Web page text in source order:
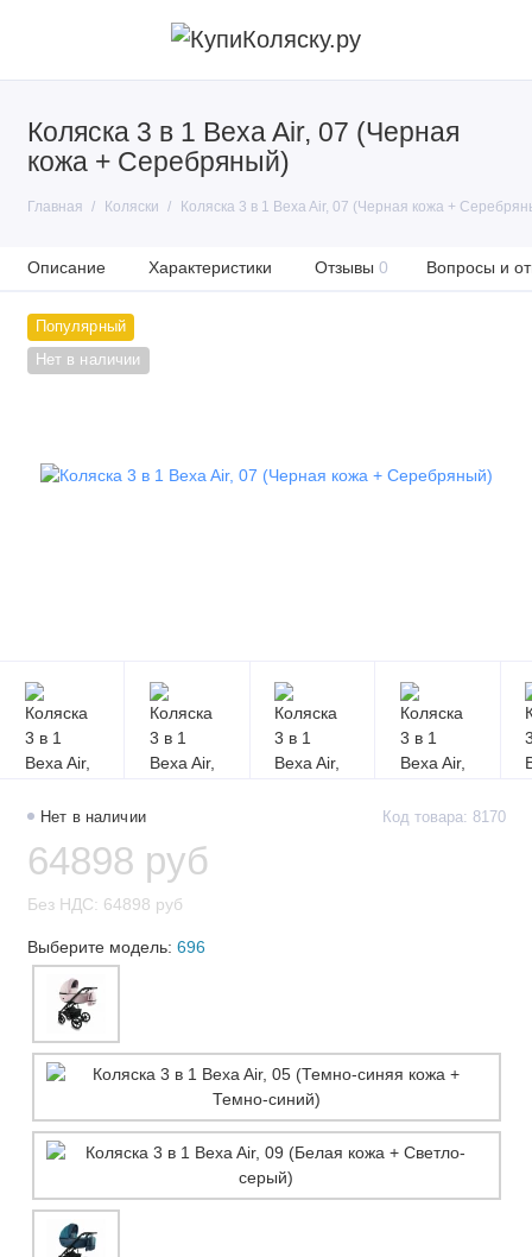
Коляска 3 в 1 Bexa Air, 07 (Черная
кожа + Серебряный)
Главная Коляски Коляска 3 в 1 Bexa Air, 07 (Черная кожа +
Описание Характеристики Отзывы 0 Вопросы и
Популярный
Нет в наличии
Нет в наличии Код товара: 8170
64898 руб
Без НДС: 64898 руб
Выберите модель: 696